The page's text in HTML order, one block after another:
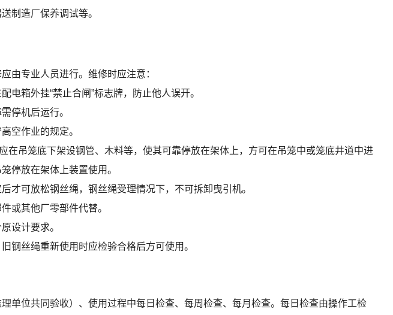
制造厂保养调试等。
由专业人员进行。维修时应注意：
箱外挂“禁止合闸”标志牌，防止他人误开。
停机后运行。
空作业的规定。
吊笼底下架设钢管、木料等，使其可靠停放在架体上，方可在吊笼中或笼底井道中进
停放在架体上装置使用。
可放松钢丝绳，钢丝绳受理情况下，不可拆卸曳引机。
或其他厂零部件代替。
设计要求。
钢丝绳重新使用时应检验合格后方可使用。
单位共同验收）、使用过程中每日检查、每周检查、每月检查。每日检查由操作工检